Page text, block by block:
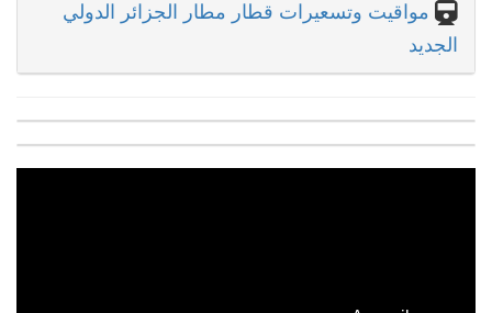
مواقيت وتسعيرات قطار مطار الجزائر الدولي
الجديد